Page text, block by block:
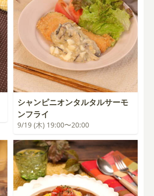
シャンピニオンタルタルサーモ
ンフライ
9/19 (木) 19:00〜20:00